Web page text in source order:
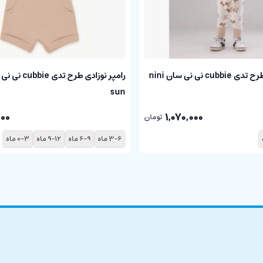
سرهمی نوزادی طرح تدی cubbie نی نی سان nini
1,070,000 تومان
sun
3-6 ماه
6-9 ماه 9-12 ماه 0-3 ماه